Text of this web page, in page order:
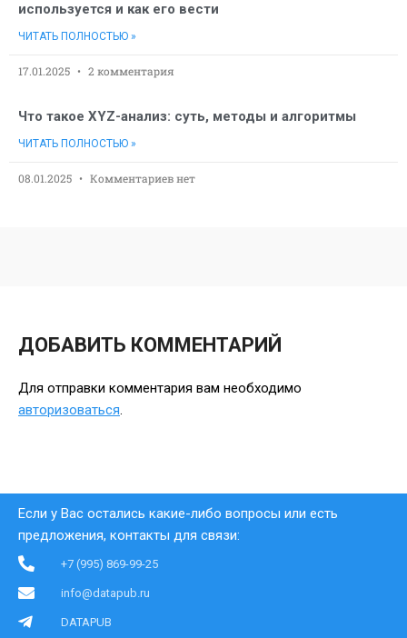
используется и как его вести
ЧИТАТЬ ПОЛНОСТЬЮ »
17.01.2025 2 комментария
Что такое XYZ-анализ: суть, методы и алгоритмы
ЧИТАТЬ ПОЛНОСТЬЮ »
08.01.2025 Комментариев нет
ДОБАВИТЬ КОММЕНТАРИЙ
Для отправки комментария вам необходимо
авторизоваться.
Если у Вас остались какие-либо вопросы или есть
предложения, контакты для связи:
+7 (995) 869-99-25
info@datapub.ru
DATAPUB